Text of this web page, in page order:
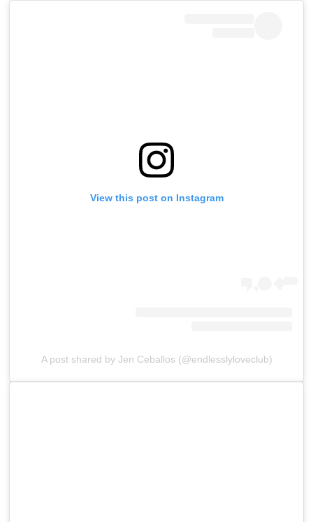
View this post on Instagram
A post shared by Jen Ceballos (@endlesslyloveclub)